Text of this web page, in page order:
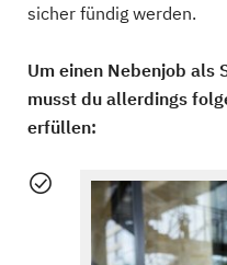
sicher fündig werden.
Um einen Nebenjob als
musst du allerdings
erfüllen: